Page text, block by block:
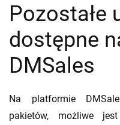
Pozostałe
dostępne
DMSales
Na platformie
pakietów, możliwe